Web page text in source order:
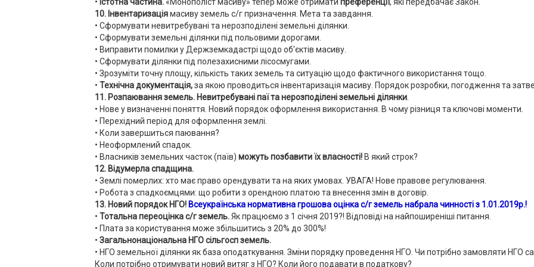
10. Інвентаризаціямасиву земель с/г призначення. Мета та завдання.
• Сформувати невитребувані та нерозподілені земельні ділянки.
• Сформувати земельні ділянки під польовими дорогами.
• Виправити помилки у Держземкадастрі щодо об'єктів масиву.
• Сформувати ділянки під полезахисними лісосмугами.
• Зрозуміти точну площу, кількість таких земель та ситуацію щодо фактичного використання тощо.
• Технічна документація,за якою проводиться інвентаризація масиву. Порядок розробки, погодження та
11. Розпаювання земель. Невитребувані паї та нерозподілені земельні ділянки
• Нове у визначенні поняття. Новий порядок оформлення використання. В чому різниця та ключові моменти.
• Перехідний період для оформлення землі.
• Коли завершиться паювання?
• Неоформлений спадок.
• Власників земельних часток (паїв) можуть позбавити їх власності! В який строк?
12. Відумерла спадщина.
• Землі померлих: хто має право орендувати та на яких умовах. УВАГА! Нове правове регулювання.
• Робота з спадкоємцями: що робити з орендною платою та внесення змін в договір.
13. Новий порядок НГО! Всеукраїнська нормативна грошова оцінкас/гземельнабрала чинності з 1.01.2019р.!
• Тотальна переоцінка с/г земель.Як працюємо з 1 січня 2019?! Відповіді на найпоширеніші питання.
• Плата за користування може збільшитись з 20% до 300%!
• Загальнонаціональна НГО сільгосп земель.
• НГО земельної ділянки як база оподаткування. Зміни порядку проведення НГО. Чи потрібно замовляти НГО
Коли потрібно отримувати новий витяг з НГО? Коли його подавати в податкову?